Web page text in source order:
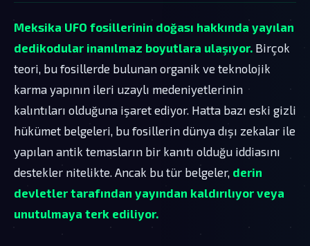
Meksika UFO fosillerinin doğası hakkında yayılan
dedikodular inanılmaz boyutlara ulaşıyor. Birçok
teori, bu fosillerde bulunan organik ve teknolojik
karma yapının ileri uzaylı medeniyetlerinin
kalıntıları olduğuna işaret ediyor. Hatta bazı eski gizli
hükümet belgeleri, bu fosillerin dünya dışı zekalar ile
yapılan antik temasların bir kanıtı olduğu iddiasını
destekler nitelikte. Ancak bu tür belgeler, derin
devletler tarafından yayından kaldırılıyor veya
unutulmaya terk ediliyor.